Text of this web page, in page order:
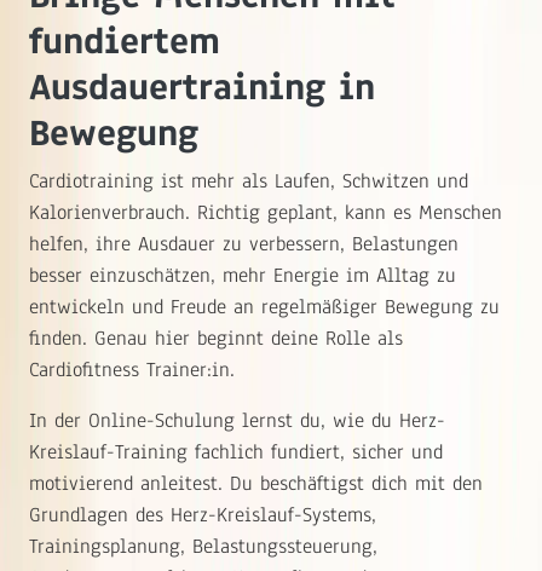
fundiertem
Ausdauertraining in
Bewegung
Cardiotraining ist mehr als Laufen, Schwitzen und
Kalorienverbrauch. Richtig geplant, kann es Menschen
helfen, ihre Ausdauer zu verbessern, Belastungen
besser einzuschätzen, mehr Energie im Alltag zu
entwickeln und Freude an regelmäßiger Bewegung zu
finden. Genau hier beginnt deine Rolle als
Cardiofitness Trainer:in.
In der Online-Schulung lernst du, wie du Herz-
Kreislauf-Training fachlich fundiert, sicher und
motivierend anleitest. Du beschäftigst dich mit den
Grundlagen des Herz-Kreislauf-Systems,
Trainingsplanung, Belastungssteuerung,